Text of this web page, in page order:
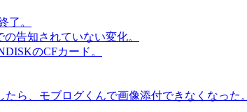
了。
告知されていない変化。
のCFカード。
たら、モブログくんで画像添付できなくなった。